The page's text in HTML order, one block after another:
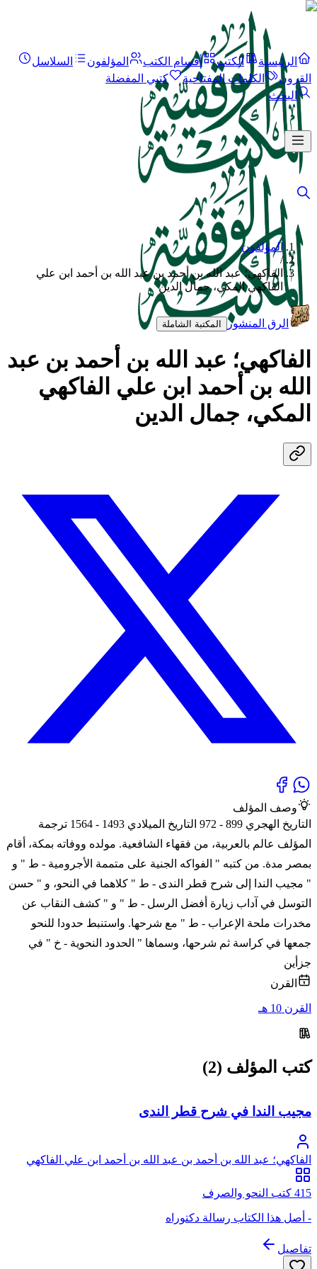
الرئيسية الكتب أقسام الكتب المؤلفون
السلاسل
القرون
الكلمات المفتاحية
كتبي المفضلة
البحث
المؤلفون
/
الفاكهي؛ عبد الله بن أحمد بن عبد الله بن أحمد ابن علي
الفاكهي المكي، جمال الدين
الرق المنشور المكتبة الشاملة
الفاكهي؛ عبد الله بن أحمد بن عبد
الله بن أحمد ابن علي الفاكهي
المكي، جمال الدين
وصف المؤلف
التاريخ الهجري 899 - 972 التاريخ الميلادي 1493 - 1564 ترجمة
المؤلف عالم بالعربية، من فقهاء الشافعية. مولده ووفاته بمكة، أقام
بمصر مدة. من كتبه " الفواكه الجنية على متممة الأجرومية - ط " و
" مجيب الندا إلى شرح قطر الندى - ط " كلاهما في النحو، و " حسن
التوسل في آداب زيارة أفضل الرسل - ط " و " كشف النقاب عن
مخدرات ملحة الإعراب - ط " مع شرحها. واستنبط حدودا للنحو
جمعها في كراسة ثم شرحها، وسماها " الحدود النحوية - خ " في
جزأين
القرن
القرن 10 هـ
كتب المؤلف (2)
مجيب الندا في شرح قطر الندى
الفاكهي؛ عبد الله بن أحمد بن عبد الله بن أحمد ابن علي الفاكهي
المكي، جمال الدين
415 كتب النحو والصرف
- أصل هذا الكتاب رسالة دكتوراه
تفاصيل